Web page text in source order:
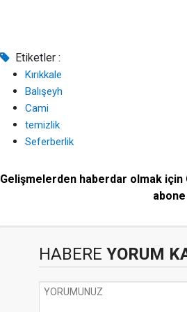
Etiketler :
Kırıkkale
Balışeyh
Cami
temizlik
Seferberlik
Gelişmelerden haberdar olmak
HABERE YORUM